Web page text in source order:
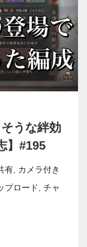
うな絆効
】#195
有 カメラ付き
プロード
チャ